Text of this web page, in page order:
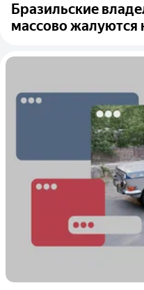
Бразильские
массово жалуются